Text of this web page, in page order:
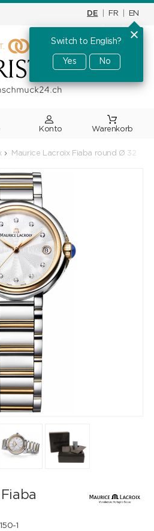
DE FR EN
Switch to English?
Yes No
Warenkorb
Maurice Lacroix Fiaba round Ø 32
1